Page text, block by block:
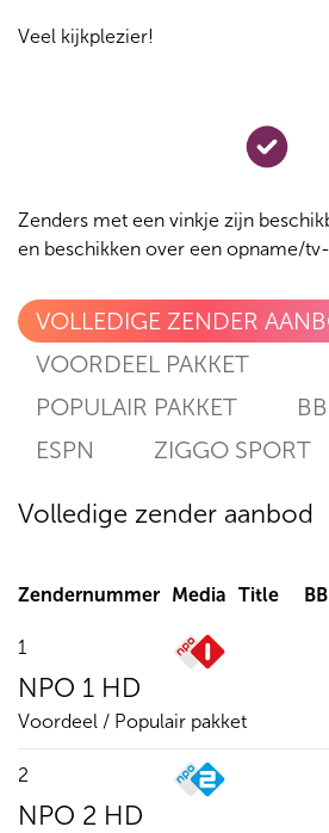
Veel kijkplezier!
Zenders met een vinkje zijn
en beschikken over een opname/
VOLLEDIGE ZENDER
VOORDEEL PAKKET
POPULAIR PAKKET
ESPN
ZIGGO SPORT
Volledige zender aanbod
Zendernummer Media Title
1
NPO 1 HD
Voordeel / Populair pakket
2
NPO 2 HD